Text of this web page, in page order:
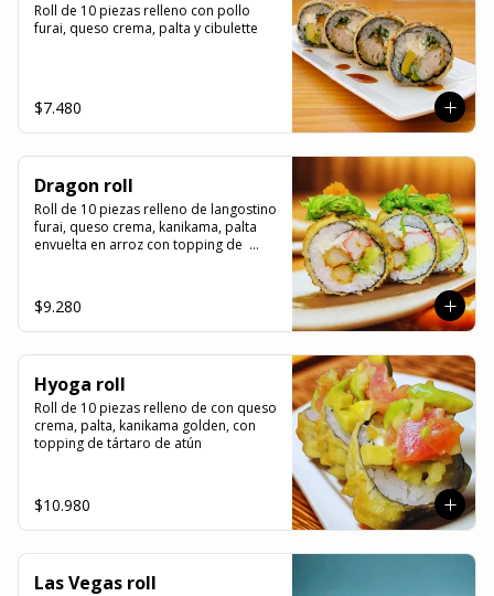
Roll de 10 piezas relleno con pollo
furai, queso crema, palta y cibulette
$7.480
Dragon roll
Roll de 10 piezas relleno de langostino
furai, queso crema, kanikama, palta
envuelta en arroz con topping de
$9.280
Hyoga roll
Roll de 10 piezas relleno de con queso
crema, palta, kanikama golden, con
topping de tártaro de atún
$10.980
Las Vegas roll